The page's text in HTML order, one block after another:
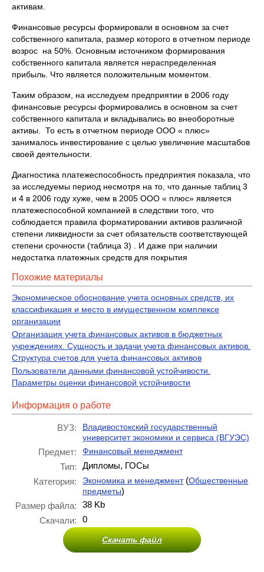
активам.
Финансовые ресурсы формировали в основном за счет
собственного капитала, размер которого в отчетном периоде
возрос на 50%. Основным источником формирования
собственного капитала является нераспределенная
прибыль. Что является положительным моментом.
Таким образом, на исследуем предприятии в 2006 году
финансовые ресурсы формировались в основном за счет
собственного капитала и вкладывались во внеоборотные
активы. То есть в отчетном периоде ООО « плюс»
занималось инвестирование с целью увеличение масштабов
своей деятельности.
Диагностика платежеспособность предприятия показала, что
за исследуемы период несмотря на то, что данные таблиц 3
и 4 в 2006 году хуже, чем в 2005 ООО « плюс» является
платежеспособной компанией в следствии того, что
соблюдается правила форматировании активов различной
степени ликвидности за счет обязательств соответствующей
степени срочности (таблица 3) . И даже при наличии
недостатка платежных средств для покрытия
Похожие материалы
Экономическое обоснование учета основных средств, их
классификация и место в имущественном комплексе
организации
Организация учета финансовых активов в бюджетных
учреждениях. Сущность и задачи учета финансовых активов.
Структура счетов для учета финансовых активов
Пользователи данными финансовой устойчивости.
Параметры оценки финансовой устойчивости
Информация о работе
ВУЗ:
Владивостокский государственный
университет экономики и сервиса (ВГУЭС)
Предмет: Финансовый менеджмент
Тип:
Дипломы, ГОСы
Категория:
Экономика и менеджмент(Общественные
предметы)
Размер файла:
38 Kb
Скачали:
0
Скачать файл